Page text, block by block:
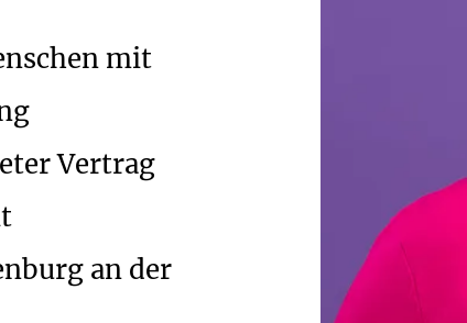
mit
Vertrag
an der